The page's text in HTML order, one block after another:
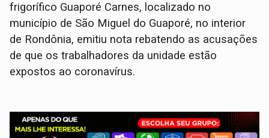
frigorífico Guaporé Carnes, localizado no
município de São Miguel do Guaporé, no interior
de Rondônia, emitiu nota rebatendo as acusações
de que os trabalhadores da unidade estão
expostos ao coronavírus.